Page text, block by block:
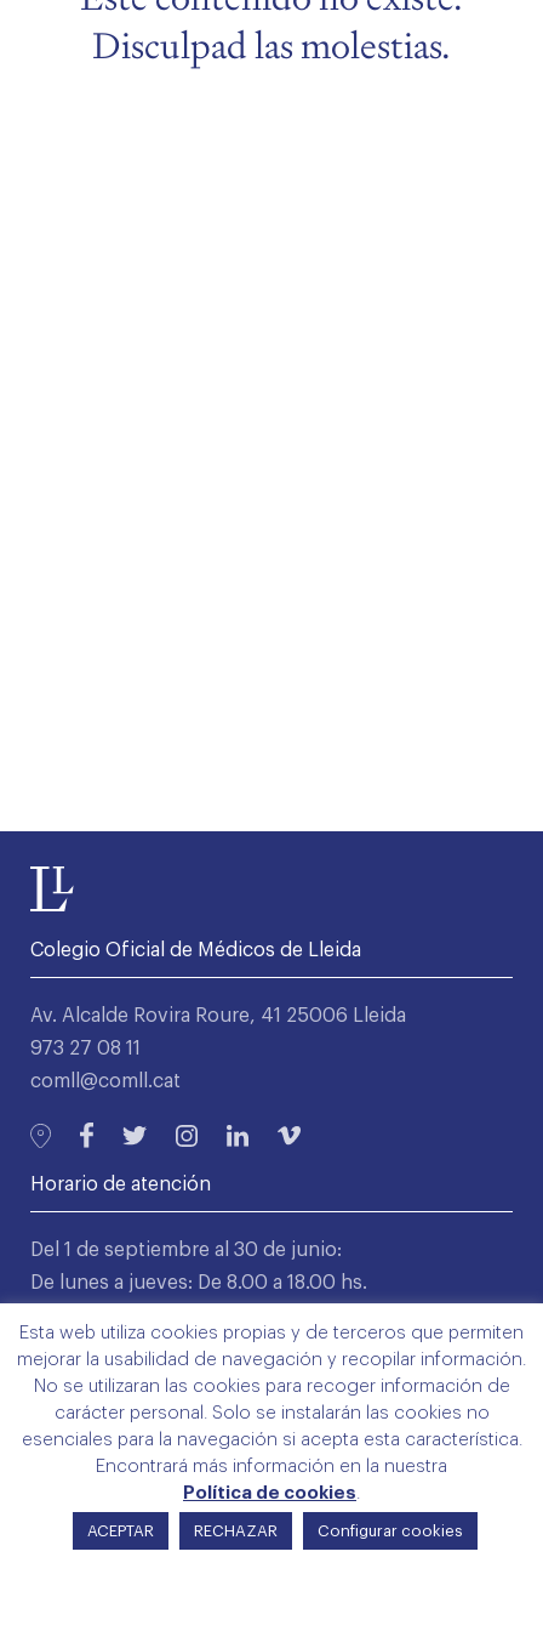
Disculpad las molestias.
Colegio Oficial de Médicos de Lleida
Av. Alcalde Rovira Roure, 41 25006 Lleida
973 27 08 11
comll@comll.cat
Horario de atención
Del 1 de septiembre al 30 de junio:
De lunes a jueves: De 8.00 a 18.00 hs.
Del 1 de julio hasta el 31 de agosto:
De lunes a viernes: De 8.00 a 15.00 hs.
Servicios directos
Esta web utiliza cookies propias y de terceros que permiten
mejorar la usabilidad de navegación y recopilar información.
No se utilizaran las cookies para recoger información de
carácter personal. Solo se instalarán las cookies no
esenciales para la navegación si acepta esta característica.
Encontrará más información en la nuestra
Política de cookies.
ACEPTAR RECHAZAR Configurar cookies